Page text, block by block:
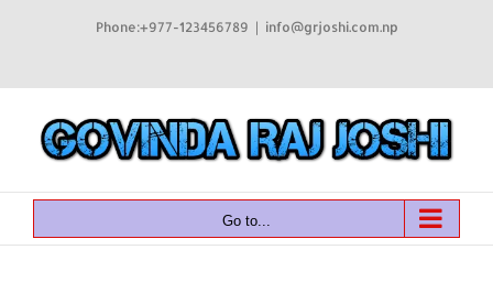
Phone:+977-123456789 | info@grjoshi.com.np
Go to...